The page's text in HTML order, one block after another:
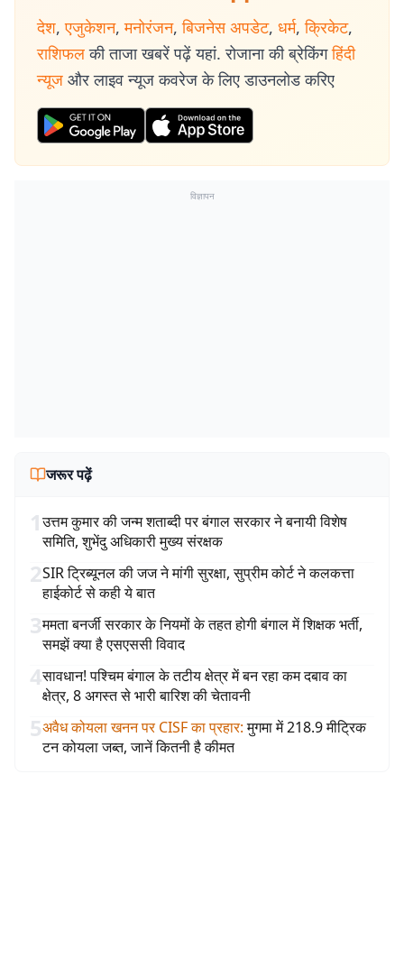
देश, एजुकेशन, मनोरंजन, बिजनेस अपडेट, धर्म, क्रिकेट,
राशिफल की ताजा खबरें पढ़ें यहां. रोजाना की ब्रेकिंग हिंदी
न्यूज और लाइव न्यूज कवरेज के लिए डाउनलोड करिए
विज्ञापन
जरूर पढ़ें
1उत्तम कुमार की जन्म शताब्दी पर बंगाल सरकार ने बनायी विशेष
समिति, शुभेंदु अधिकारी मुख्य संरक्षक
2SIR ट्रिब्यूनल की जज ने मांगी सुरक्षा, सुप्रीम कोर्ट ने कलकत्ता
हाईकोर्ट से कही ये बात
3ममता बनर्जी सरकार के नियमों के तहत होगी बंगाल में शिक्षक भर्ती,
समझें क्या है एसएससी विवाद
4सावधान! पश्चिम बंगाल के तटीय क्षेत्र में बन रहा कम दबाव का
क्षेत्र, 8 अगस्त से भारी बारिश की चेतावनी
5अवैध कोयला खनन पर CISF का प्रहार: मुगमा में 218.9 मीट्रिक
टन कोयला जब्त, जानें कितनी है कीमत